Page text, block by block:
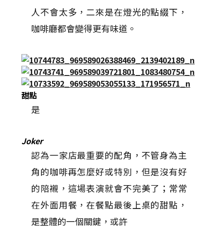
人不會太多，二來是在燈光的點綴下，
咖啡廳都會變得更有味道。
甜點
是
Joker
認為一家店最重要的配角，不管身為主
角的咖啡再怎麼好或特別，但是沒有好
的陪襯，這場表演就會不完美了；常常
在外面用餐，在餐點最後上桌的甜點，
是整體的一個關鍵，或許